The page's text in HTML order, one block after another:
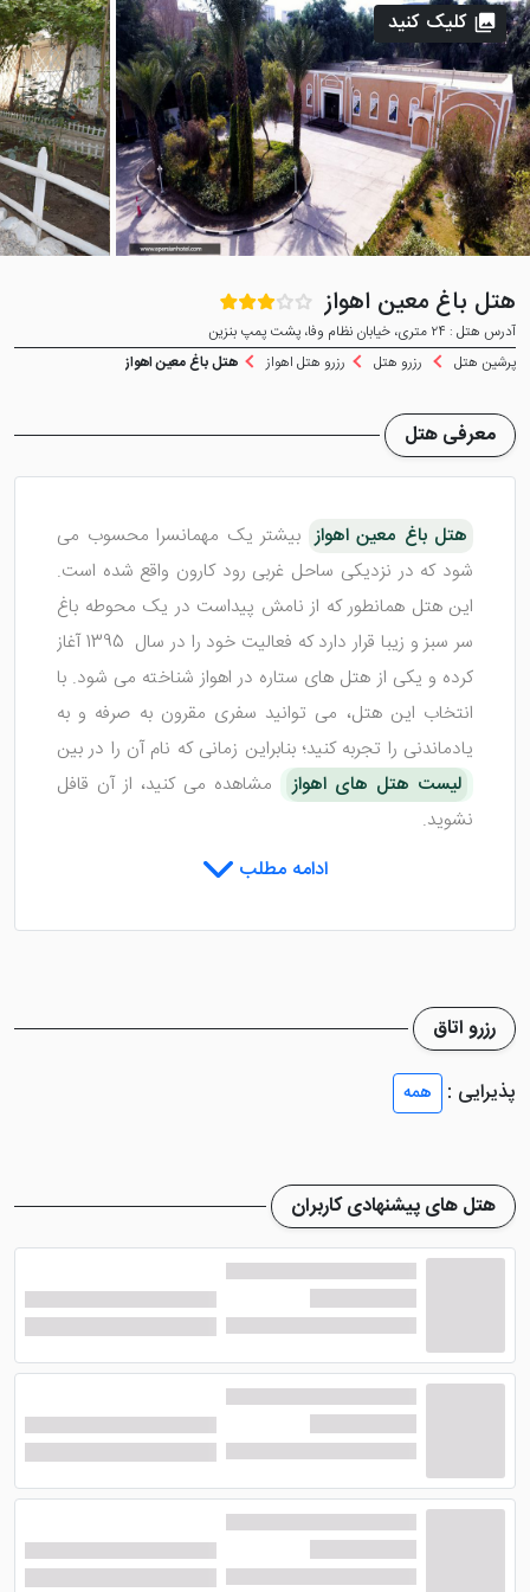
هتل باغ معین اهواز
آدرس هتل : ۲۴ متری، خیابان نظام وفا، پشت پمپ بنزین
پرشین هتل
رزرو هتل رزرو هتل اهواز هتل باغ معین اهواز
کلیک کنید
معرفی هتل
هتل باغ معین اهواز بیشتر یک مهمانسرا محسوب می
شود که در نزدیکی ساحل غربی رود کارون واقع شده است.
این هتل همانطور که از نامش پیداست در یک محوطه باغ
سر سبز و زیبا قرار دارد که فعالیت خود را در سال 1395 آغاز
کرده و یکی از هتل های ستاره در اهواز شناخته می شود. با
انتخاب این هتل، می توانید سفری مقرون به صرفه و به
یادماندنی را تجربه کنید؛ بنابراین زمانی که نام آن را در بین
لیست هتل های اهواز
مشاهده می کنید، از آن قافل
نشوید.
باشد که اقامتی دلنشین را برای شما رقم می زنند. در این
شده است که شما می توانید بر اساس تعداد نفرات خود،
را هنگام اقامت به مهمانان منتقل می کنند.
همچنین امکانات رفاهی در اتاق های
معین اهواز به صورت کامل ایجاد شده و از نظر راحتی
مهمانان هنگام اقامت جای نگرانی نیست. سیستم تهویه
مطبوع، سیستم گرمایش و سرمایش، حمام، سرویس
بهداشتی، مبلمان راحتی، روم سرویس، تلویزیون، یخچال،
لوازم بهداشتی برای هر فرد مجزا و ... از جمله امکانات موجود
در این اتاق ها هستند.
امکانات هتل باغ معین اهواز
ادامه مطلب
رزرو اتاق
پذیرایی :
همه
هتل های پیشنهادی کاربران